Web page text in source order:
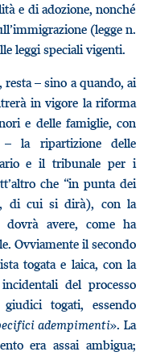
e di adozione, nonché
(legge n.
leggi speciali vigenti.
– sino a quando, ai
in vigore la riforma
e delle famiglie, con
la ripartizione delle
e il tribunale per i
che “in punta dei
di cui si dirà), con la
avere, come ha
Ovviamente il secondo
togata e laica, con la
del processo
togati, essendo
adempimenti». La
era assai ambigua;